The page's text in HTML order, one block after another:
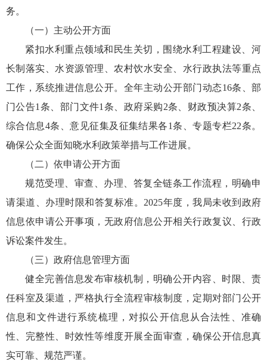
务。
（一）主动公开方面
紧扣水利重点领域和民生关切，围绕水利工程建设、河
长制落实、水资源管理、农村饮水安全、水行政执法等重点
工作，系统推进信息公开。全年主动公开部门动态16条、部
门公告1条、部门文件1条、政府采购2条、财政预决算2条、
综合信息4条、意见征集及征集结果各1条、专题专栏22条。
确保公众全面知晓水利政策举措与工作进展。
（二）依申请公开方面
规范受理、审查、办理、答复全链条工作流程，明确申
请渠道、办理时限和答复标准。2025年度，我局未收到政府
信息依申请公开事项，无政府信息公开相关行政复议、行政
诉讼案件发生。
（三）政府信息管理方面
健全完善信息发布审核机制，明确公开内容、时限、责
任科室及渠道，严格执行全流程审核制度，定期对部门公开
信息和文件进行系统梳理，对拟公开信息从合法性、准确
性、完整性、时效性等维度开展全面审查，确保公开信息真
实可靠、规范严谨。